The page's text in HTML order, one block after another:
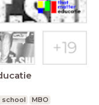
school
MBO